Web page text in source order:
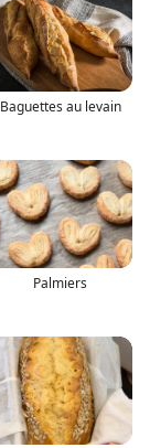
Baguettes au levain
Palmiers